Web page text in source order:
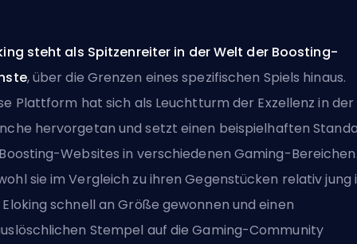
steht als Spitzenreiter in der Welt der Boosting-
, über die Grenzen eines spezifischen Spiels hinaus.
Plattform hat sich als Leuchtturm der Exzellenz in der
hervorgetan und setzt einen beispielhaften
Websites in verschiedenen Gaming-Bereichen.
sie im Vergleich zu ihren Gegenstücken relativ jung
schnell an Größe gewonnen und einen
Stempel auf die Gaming-Community